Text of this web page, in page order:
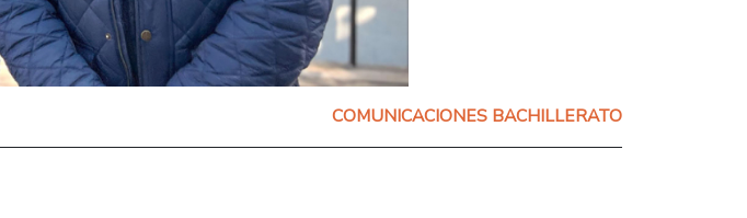
COMUNICACIONES BACHILLERATO